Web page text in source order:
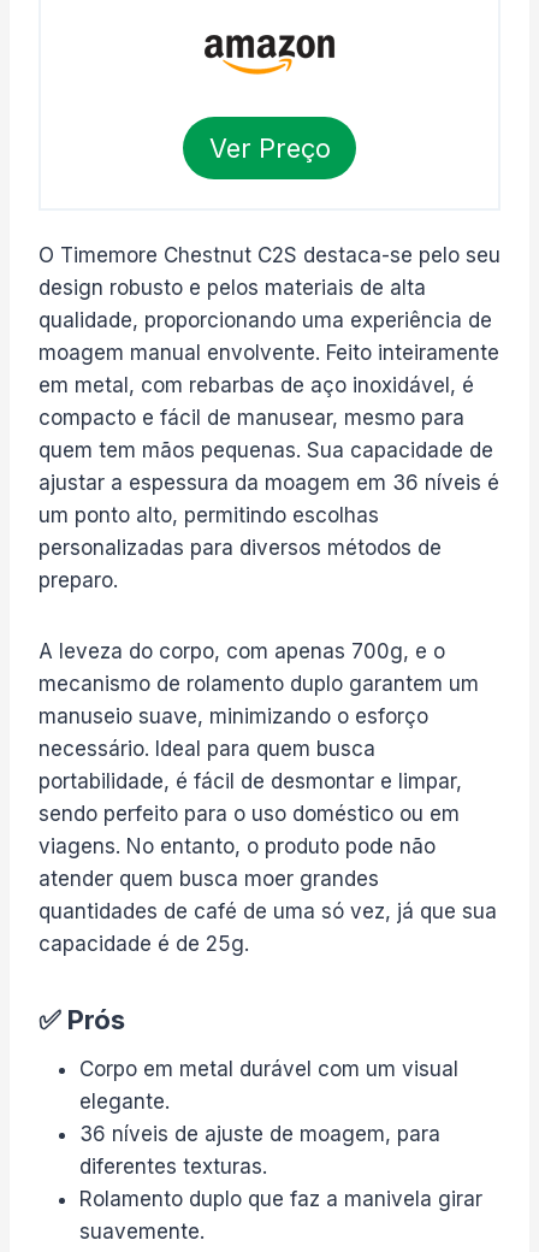
Ver Preço
O Timemore Chestnut C2S destaca-se pelo seu
design robusto e pelos materiais de alta
qualidade, proporcionando uma experiência de
moagem manual envolvente. Feito inteiramente
em metal, com rebarbas de aço inoxidável, é
compacto e fácil de manusear, mesmo para
quem tem mãos pequenas. Sua capacidade de
ajustar a espessura da moagem em 36 níveis é
um ponto alto, permitindo escolhas
personalizadas para diversos métodos de
preparo.
A leveza do corpo, com apenas 700g, e o
mecanismo de rolamento duplo garantem um
manuseio suave, minimizando o esforço
necessário. Ideal para quem busca
portabilidade, é fácil de desmontar e limpar,
sendo perfeito para o uso doméstico ou em
viagens. No entanto, o produto pode não
atender quem busca moer grandes
quantidades de café de uma só vez, já que sua
capacidade é de 25g.
✅ Prós
Corpo em metal durável com um visual
elegante.
36 níveis de ajuste de moagem, para
diferentes texturas.
Rolamento duplo que faz a manivela girar
suavemente.